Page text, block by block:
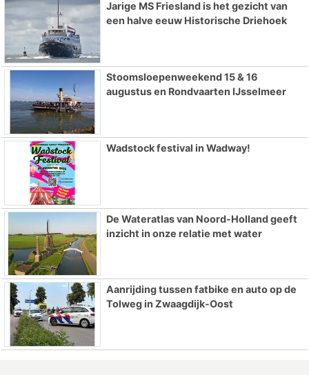
Jarige MS Friesland is het gezicht van
een halve eeuw Historische Driehoek
Stoomsloepenweekend 15 & 16
augustus en Rondvaarten IJsselmeer
Wadstock festival in Wadway!
De Wateratlas van Noord-Holland geeft
inzicht in onze relatie met water
Aanrijding tussen fatbike en auto op de
Tolweg in Zwaagdijk-Oost